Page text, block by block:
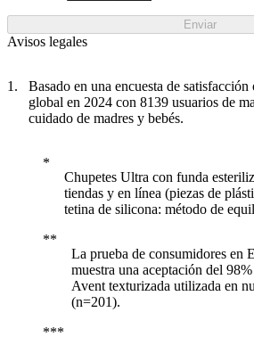
Enviar
Avisos legales
Basado en una encuesta de
global en 2024 con 8139 usuarios de
cuidado de madres y bebés.
Chupetes Ultra con funda
tiendas y en línea (piezas de
tetina de silicona: método de
La prueba de consumidores en
muestra una aceptación del
Avent texturizada utilizada en
(n=201).